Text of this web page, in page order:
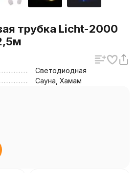
трубка Licht-2000
Светодиодная
Сауна, Хамам